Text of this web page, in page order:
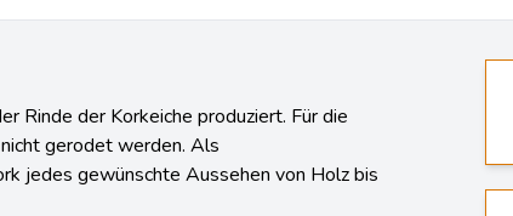
Rinde der Korkeiche produziert. Für die
gerodet werden. Als
jedes gewünschte Aussehen von Holz bis